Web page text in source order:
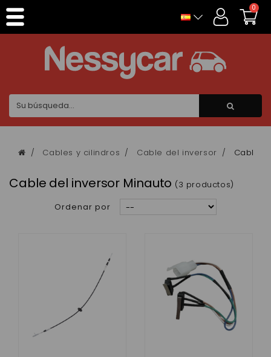
0
Cables y cilindros Cable del inversor Cable
Cable del inversor Minauto (3 productos)
Ordenar por
Panel de gestión de cookies